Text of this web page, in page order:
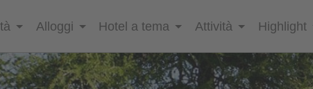
Alloggi Hotel a tema Attività Highlight